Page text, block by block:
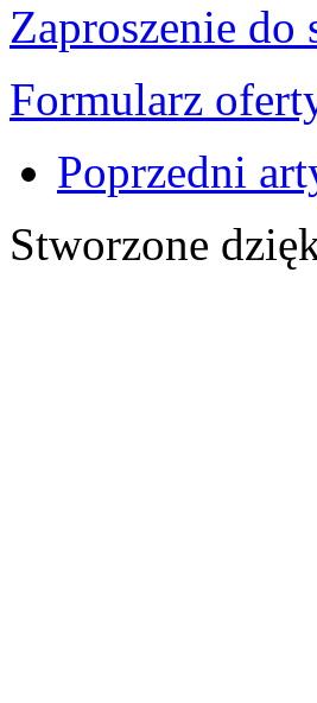
Zaproszenie do
Formularz
Poprzedni
Stworzone